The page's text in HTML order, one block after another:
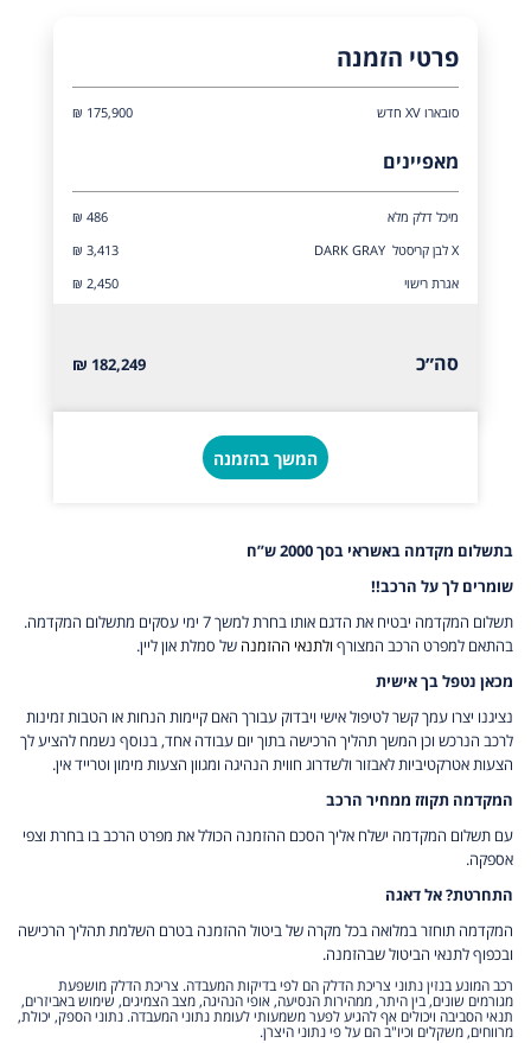
פרטי הזמנה
סובארו XV חדש 175,900 ₪
מאפיינים
מיכל דלק מלא
₪ 486
X לבן קריסטל DARK GRAY
₪ 3,413
אגרת רישוי
₪ 2,450
סה״כ 182,249 ₪
המשך בהזמנה
בתשלום מקדמה באשראי בסך 2000 ש”ח
שומרים לך על הרכב!!
תשלום המקדמה יבטיח את הדגם אותו בחרת למשך 7 ימי עסקים מתשלום המקדמה.
בהתאם למפרט הרכב המצורף ולתנאי ההזמנה של סמלת און ליין.
מכאן נטפל בך אישית
נציגנו יצרו עמך קשר לטיפול אישי ויבדוק עבורך האם קיימות הנחות או הטבות זמינות
לרכב הנרכש וכן המשך תהליך הרכישה בתוך יום עבודה אחד, בנוסף נשמח להציע לך
הצעות אטרקטיביות לאבזור ולשדרוג חווית הנהיגה ומגוון הצעות מימון וטרייד אין.
המקדמה תקוזז ממחיר הרכב
עם תשלום המקדמה ישלח אליך הסכם ההזמנה הכולל את מפרט הרכב בו בחרת וצפי
אספקה.
התחרטת? אל דאגה
המקדמה תוחזר במלואה בכל מקרה של ביטול ההזמנה בטרם השלמת תהליך הרכישה
ובכפוף לתנאי הביטול שבהזמנה.
רכב המונע בנזין נתוני צריכת הדלק הם לפי בדיקות המעבדה. צריכת הדלק מושפעת
מגורמים שונים, בין היתר, ממהירות הנסיעה, אופי הנהיגה, מצב הצמיגים, שימוש באביזרים,
תנאי הסביבה ויכולים אף להגיע לפער משמעותי לעומת נתוני המעבדה. נתוני הספק, יכולת,
מרווחים, משקלים וכיו"ב הם על פי נתוני היצרן.